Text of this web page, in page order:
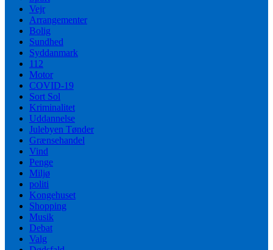
Vejr
Arrangementer
Bolig
Sundhed
Syddanmark
112
Motor
COVID-19
Sort Sol
Kriminalitet
Uddannelse
Julebyen Tønder
Grænsehandel
Vind
Penge
Miljø
politi
Kongehuset
Shopping
Musik
Debat
Valg